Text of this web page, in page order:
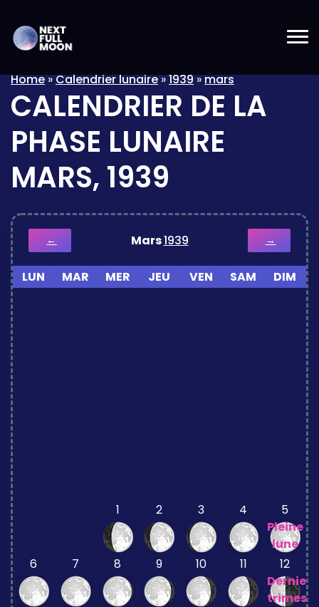
Home»Calendrier lunaire»1939»mars
CALENDRIER DE LA
PHASE LUNAIRE
MARS, 1939
← Mars1939 →
LUN MAR MER JEU VEN SAM DIM
1 2 3 4
5
Pleine
lune
6
7 8 9 10 11
12
Dernier